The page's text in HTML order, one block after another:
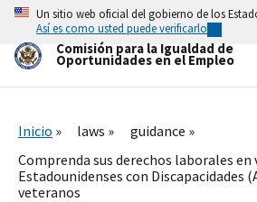
Skip
main
content
Un sitio web oficial del gobierno de los
Así es como usted puede verificarlo
Comisión para la Igualdad de
Oportunidades en el Empleo
Inicio laws
guidance
Comprenda sus derechos laborales en
Estadounidenses con Discapacidades
veteranos